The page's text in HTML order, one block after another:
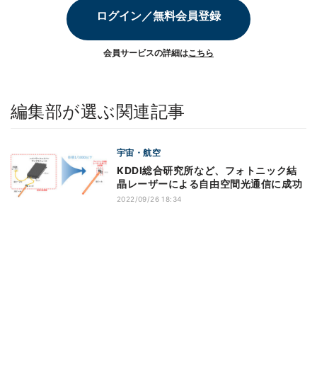
ログイン／無料会員登録
会員サービスの詳細はこちら
編集部が選ぶ関連記事
宇宙・航空
KDDI総合研究所など、フォトニック結
晶レーザーによる自由空間光通信に成功
2022/09/26 18:34